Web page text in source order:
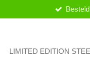
LIMITED EDITION